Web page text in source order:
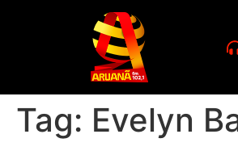
Tag: Evelyn